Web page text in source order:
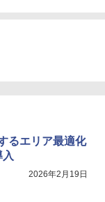
るエリア最適化
2026年2月19日